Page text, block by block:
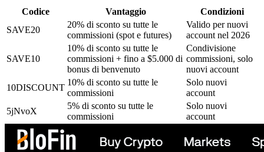
Codice Vantaggio
Condizioni
SAVE20
20% di sconto su tutte le
commissioni (spot e futures)
Valido per nuovi
account nel 2026
SAVE10
10% di sconto su tutte le
commissioni + fino a $5.000 di
bonus di benvenuto
Condivisione
commissioni, solo
nuovi account
10DISCOUNT
10% di sconto su tutte le
commissioni
Solo nuovi
account
5jNvoX
5% di sconto su tutte le
commissioni
Solo nuovi
account